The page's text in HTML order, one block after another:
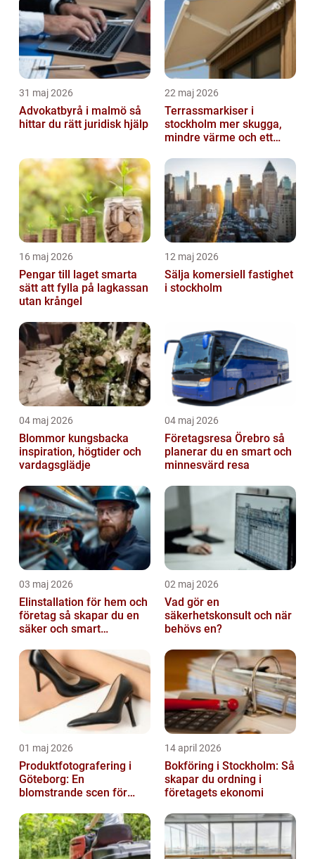
31 maj 2026
Advokatbyrå i malmö så
hittar du rätt juridisk hjälp
22 maj 2026
Terrassmarkiser i
stockholm mer skugga,
mindre värme och ett
16 maj 2026
Pengar till laget smarta
sätt att fylla på lagkassan
utan krångel
12 maj 2026
Sälja komersiell fastighet
i stockholm
04 maj 2026
Blommor kungsbacka
inspiration, högtider och
vardagsglädje
04 maj 2026
Företagsresa Örebro så
planerar du en smart och
minnesvärd resa
03 maj 2026
Elinstallation för hem och
företag så skapar du en
säker och smart
02 maj 2026
Vad gör en
säkerhetskonsult och när
behövs en?
01 maj 2026
Produktfotografering i
Göteborg: En
blomstrande scen för
14 april 2026
Bokföring i Stockholm: Så
skapar du ordning i
företagets ekonomi